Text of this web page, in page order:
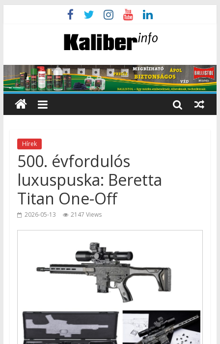
Hírek
500. évfordulós
luxuspuska: Beretta
Titan One-Off
2026-05-13 2147 Views